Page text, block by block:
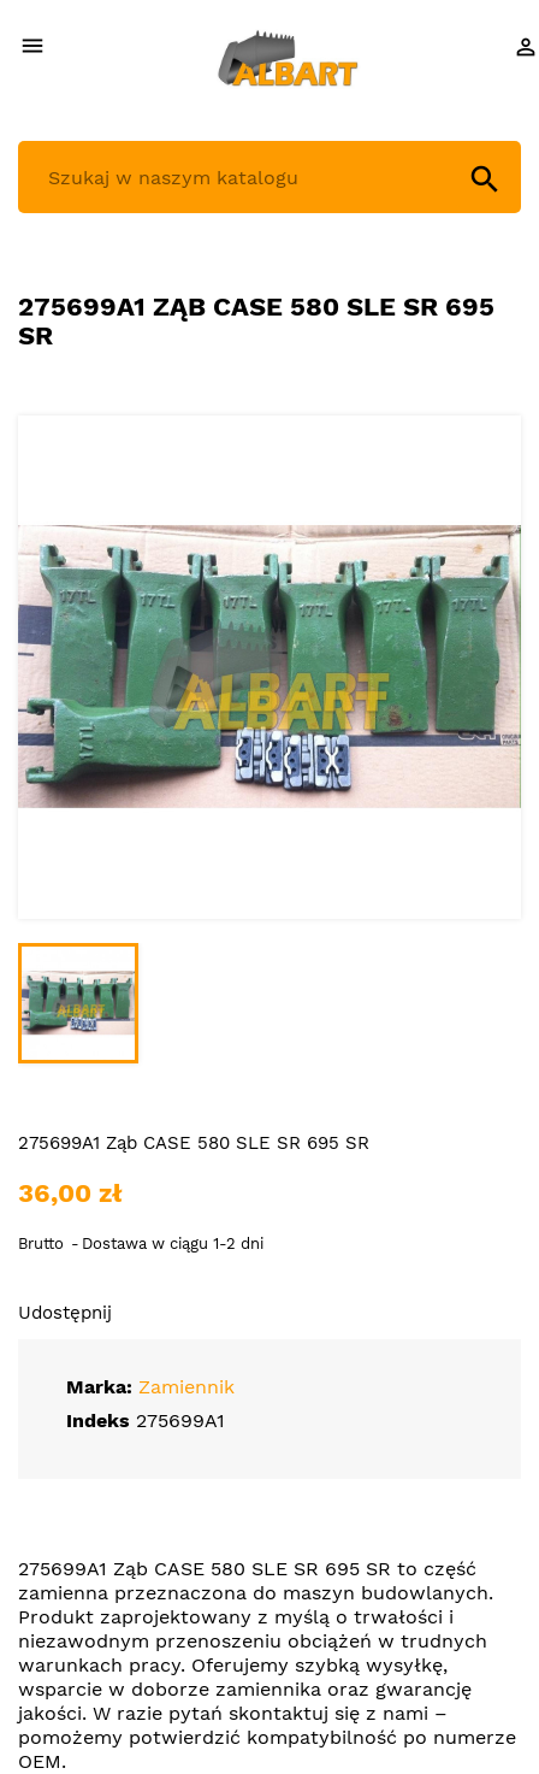
 

275699A1 ZĄB CASE 580 SLE SR 695
SR
275699A1 Ząb CASE 580 SLE SR 695 SR
36,00 zł
Brutto Dostawa w ciągu 1-2 dni
Udostępnij
Marka: Zamiennik
Indeks 275699A1
275699A1 Ząb CASE 580 SLE SR 695 SR to część
zamienna przeznaczona do maszyn budowlanych.
Produkt zaprojektowany z myślą o trwałości i
niezawodnym przenoszeniu obciążeń w trudnych
warunkach pracy. Oferujemy szybką wysyłkę,
wsparcie w doborze zamiennika oraz gwarancję
jakości. W razie pytań skontaktuj się z nami –
pomożemy potwierdzić kompatybilność po numerze
OEM.